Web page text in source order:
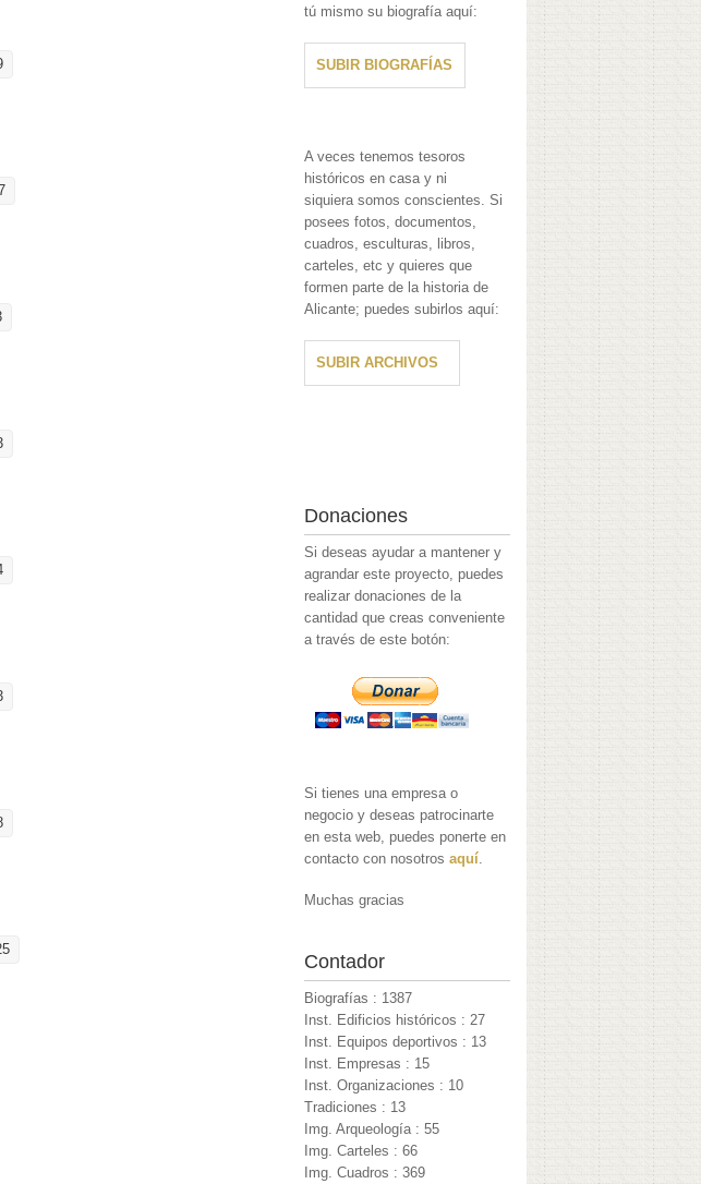
tú mismo su biografía aquí:
SUBIR BIOGRAFÍAS
A veces tenemos tesoros
históricos en casa y ni
siquiera somos conscientes. Si
posees fotos, documentos,
cuadros, esculturas, libros,
carteles, etc y quieres que
formen parte de la historia de
Alicante; puedes subirlos aquí:
SUBIR ARCHIVOS
Donaciones
Si deseas ayudar a mantener y
agrandar este proyecto, puedes
realizar donaciones de la
cantidad que creas conveniente
a través de este botón:
Si tienes una empresa o
negocio y deseas patrocinarte
en esta web, puedes ponerte en
contacto con nosotrosaquí.
Muchas gracias
Contador
Biografías : 1387
Inst. Edificios históricos : 27
Inst. Equipos deportivos : 13
Inst. Empresas : 15
Inst. Organizaciones : 10
Tradiciones : 13
Img. Arqueología : 55
Img. Carteles : 66
Img. Cuadros : 369